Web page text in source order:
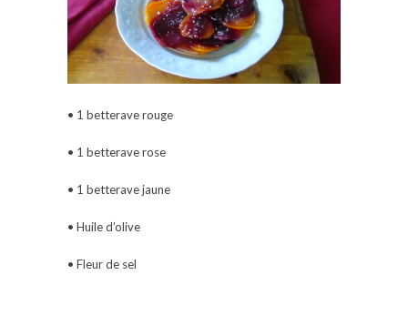
• 1 betterave rouge
• 1 betterave rose
• 1 betterave jaune
• Huile d’olive
• Fleur de sel